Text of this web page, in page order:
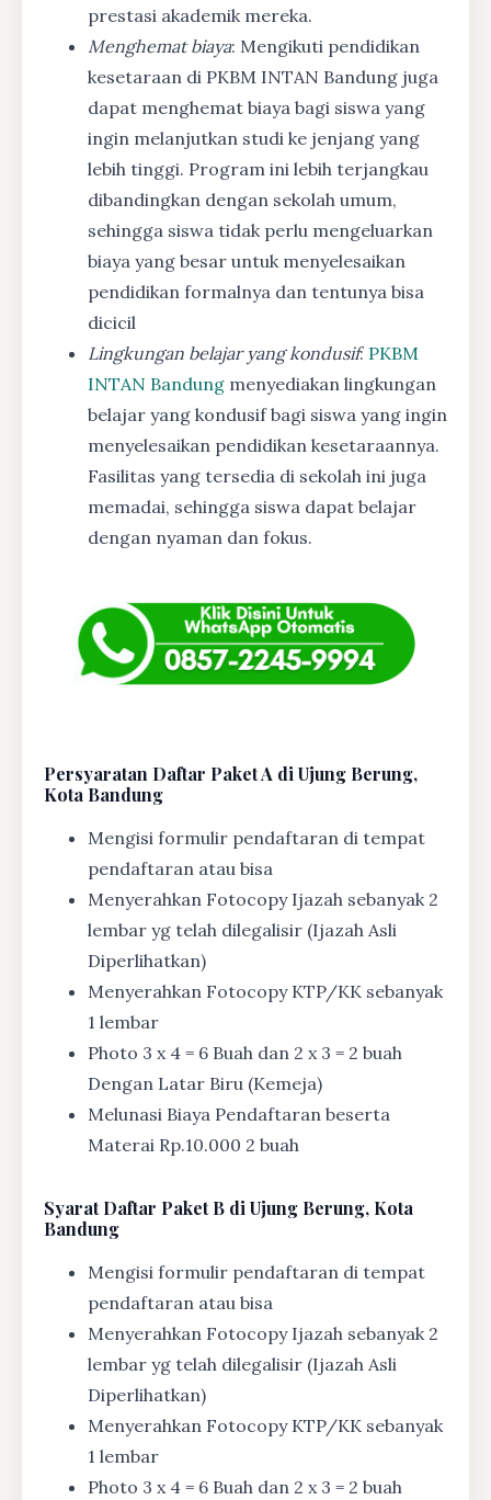
prestasi akademik mereka.
Menghemat biaya: Mengikuti pendidikan
kesetaraan di PKBM INTAN Bandung juga
dapat menghemat biaya bagi siswa yang
ingin melanjutkan studi ke jenjang yang
lebih tinggi. Program ini lebih terjangkau
dibandingkan dengan sekolah umum,
sehingga siswa tidak perlu mengeluarkan
biaya yang besar untuk menyelesaikan
pendidikan formalnya dan tentunya bisa
dicicil
Lingkungan belajar yang kondusif: PKBM
INTAN Bandung menyediakan lingkungan
belajar yang kondusif bagi siswa yang ingin
menyelesaikan pendidikan kesetaraannya.
Fasilitas yang tersedia di sekolah ini juga
memadai, sehingga siswa dapat belajar
dengan nyaman dan fokus.
Persyaratan Daftar Paket A di Ujung Berung,
Kota Bandung
Mengisi formulir pendaftaran di tempat
pendaftaran atau bisa
Menyerahkan Fotocopy Ijazah sebanyak 2
lembar yg telah dilegalisir (Ijazah Asli
Diperlihatkan)
Menyerahkan Fotocopy KTP/KK sebanyak
1 lembar
Photo 3 x 4 = 6 Buah dan 2 x 3 = 2 buah
Dengan Latar Biru (Kemeja)
Melunasi Biaya Pendaftaran beserta
Materai Rp.10.000 2 buah
SyaratDaftar Paket B di Ujung Berung, Kota
Bandung
Mengisi formulir pendaftaran di tempat
pendaftaran atau bisa
Menyerahkan Fotocopy Ijazah sebanyak 2
lembar yg telah dilegalisir (Ijazah Asli
Diperlihatkan)
Menyerahkan Fotocopy KTP/KK sebanyak
1 lembar
Photo 3 x 4 = 6 Buah dan 2 x 3 = 2 buah